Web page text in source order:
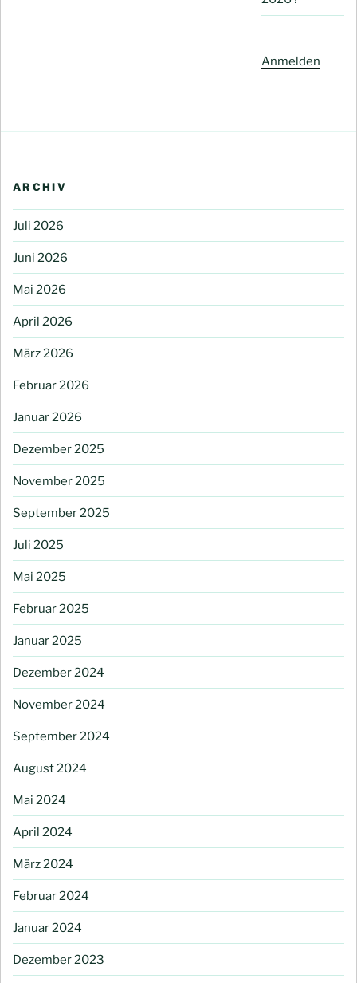
Anmelden
ARCHIV
Juli 2026
Juni 2026
Mai 2026
April 2026
März 2026
Februar 2026
Januar 2026
Dezember 2025
November 2025
September 2025
Juli 2025
Mai 2025
Februar 2025
Januar 2025
Dezember 2024
November 2024
September 2024
August 2024
Mai 2024
April 2024
März 2024
Februar 2024
Januar 2024
Dezember 2023